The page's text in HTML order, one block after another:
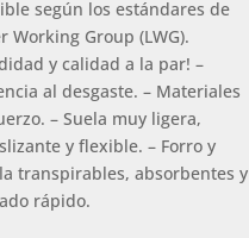
según los estándares de
Working Group (LWG).
y calidad a la par! –
al desgaste. – Materiales
– Suela muy ligera,
y flexible. – Forro y
transpirables, absorbentes y
rápido.